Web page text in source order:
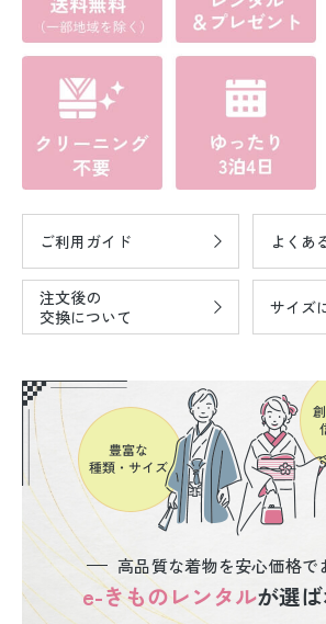
ご利用ガイド よくあ
注文後の
交換について
サイズ
高品質な着物を安心価格で
e-きものレンタルが選